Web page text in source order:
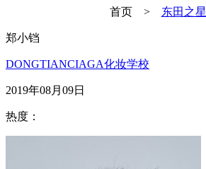
首页 > 东田之星
郑小铛
DONGTIANCIAGA化妆学校
2019年08月09日
热度：